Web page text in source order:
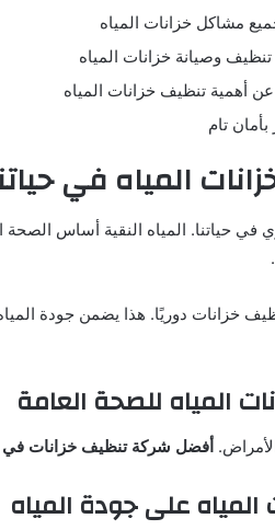
مشاكل خزانات المياه
وصيانة خزانات المياه
أهمية تنظيف خزانات المياه
بأمان تام
المياه في
حياتنا. المياه النقية أساس الصحة
خزانات دوريًا. هذا يضمن جودة
المياه للصحة العامة
أفضل شركة تنظيف خزانات في
المياه على جودة المياه